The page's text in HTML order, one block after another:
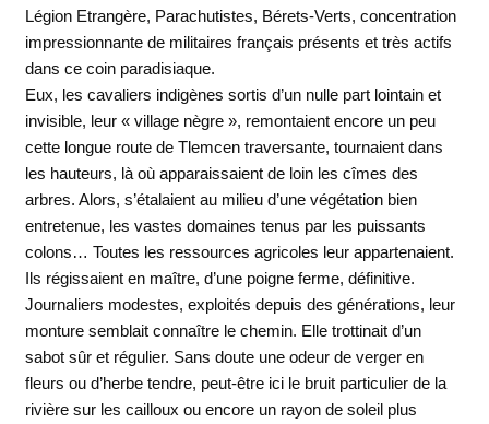
Légion Etrangère, Parachutistes, Bérets-Verts, concentration
impressionnante de militaires français présents et très actifs
dans ce coin paradisiaque.
Eux, les cavaliers indigènes sortis d’un nulle part lointain et
invisible, leur « village nègre », remontaient encore un peu
cette longue route de Tlemcen traversante, tournaient dans
les hauteurs, là où apparaissaient de loin les cîmes des
arbres. Alors, s’étalaient au milieu d’une végétation bien
entretenue, les vastes domaines tenus par les puissants
colons… Toutes les ressources agricoles leur appartenaient.
Ils régissaient en maître, d’une poigne ferme, définitive.
Journaliers modestes, exploités depuis des générations, leur
monture semblait connaître le chemin. Elle trottinait d’un
sabot sûr et régulier. Sans doute une odeur de verger en
fleurs ou d’herbe tendre, peut-être ici le bruit particulier de la
rivière sur les cailloux ou encore un rayon de soleil plus